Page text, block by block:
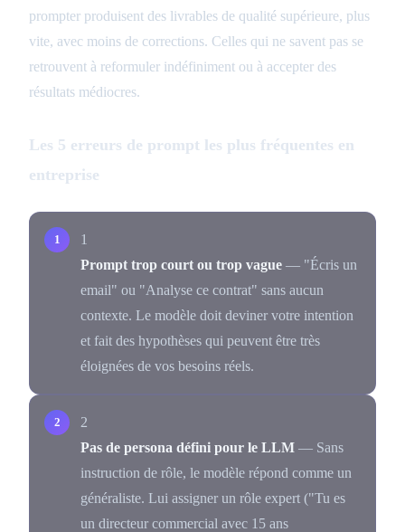
prompter produisent des livrables de qualité supérieure, plus
vite, avec moins de corrections. Celles qui ne savent pas se
retrouvent à reformuler indéfiniment ou à accepter des
résultats médiocres.
Les 5 erreurs de prompt les plus fréquentes en
entreprise
1
Prompt trop court ou trop vague — "Écris un
email" ou "Analyse ce contrat" sans aucun
contexte. Le modèle doit deviner votre intention
et fait des hypothèses qui peuvent être très
éloignées de vos besoins réels.
2
Pas de persona défini pour le LLM — Sans
instruction de rôle, le modèle répond comme un
généraliste. Lui assigner un rôle expert ("Tu es
un directeur commercial avec 15 ans